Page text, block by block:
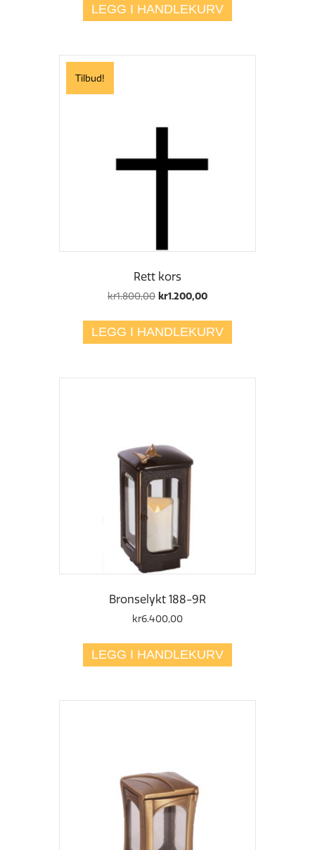
kr2.200,00.kr1.600,00.
LEGG I HANDLEKURV
Tilbud!
Rett kors
kr1.800,00 Opprinnelig
var:
kr1.800,00.
kr1.200,00Nåværende
er:
kr1.200,00.
LEGG I HANDLEKURV
Bronselykt 188-9R
kr6.400,00
LEGG I HANDLEKURV